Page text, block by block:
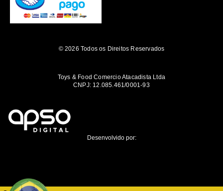
© 2026 Todos os Direitos Reservados
Toys & Food Comercio Atacadista Ltda
CNPJ: 12.085.461/0001-93
Desenvolvido por: